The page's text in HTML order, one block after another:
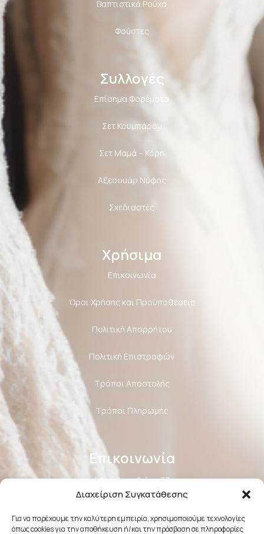
Διαχείριση Συγκατάθεσης
Για να παρέχουμε την καλύτερη εμπειρία, χρησιμοποιούμε τεχνολογίες
όπως cookies για την αποθήκευση ή/και την πρόσβαση σε πληροφορίες
Βαπτιστικά Ρούχα
Φούστες
Συλλογές
Επίσημα Φορέματα
Σετ Κουμπάρου
Σετ Μαμά – Κόρη
Αξεσουάρ Νύφης
Σχεδιαστές
Χρήσιμα
Επικοινωνία
Όροι Χρήσης και Προϋποθέσεις
Πολιτική Aπορρήτου
Πολιτική Επιστροφών
Τρόποι Αποστολής
Τρόποι Πληρωμής
Επικοινωνία
28ης Οκτωβρίου 33